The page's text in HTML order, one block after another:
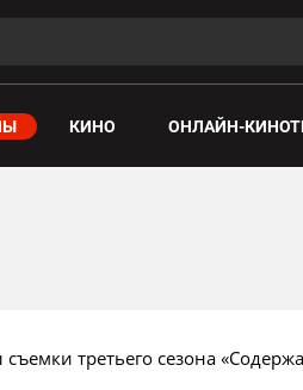
КИНО ОНЛАЙН-
третьего сезона